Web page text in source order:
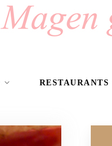
RESTAURANTS